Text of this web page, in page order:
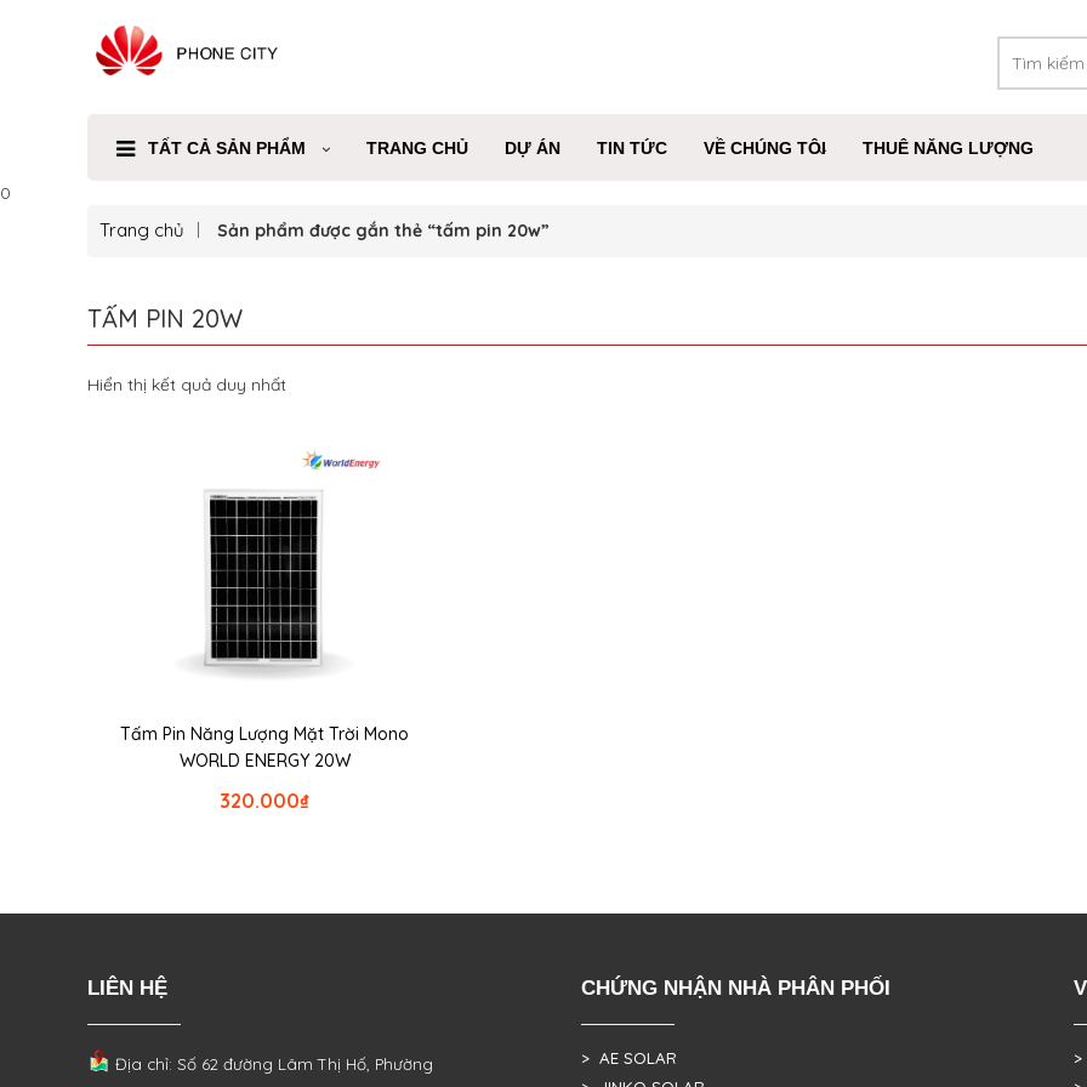
TẤT CẢ SẢN PHẨM TRANG CHỦ DỰ ÁN TIN TỨC VỀ CHÚNG TÔI THUÊ NĂNG LƯỢNG
0
Trang chủ Sản phẩm được gắn thẻ “tấm pin 20w”
TẤM PIN 20W
Hiển thị kết quả duy nhất
Tấm Pin Năng Lượng Mặt Trời Mono
WORLD ENERGY 20W
₫
320.000
LIÊN HỆ
Địa chỉ: Số 62 đường Lâm Thị Hố, Phường
CHỨNG NHẬN NHÀ PHÂN PHỐI
> AE SOLAR
>